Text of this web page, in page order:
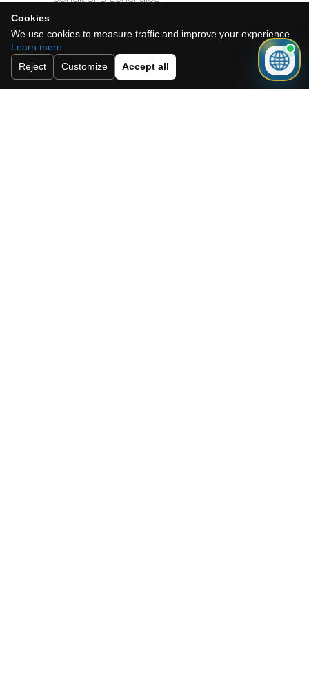
Envoyer
Cookies
We use cookies to measure traffic and improve your experience.
Learn more
Reject
Customize Accept all